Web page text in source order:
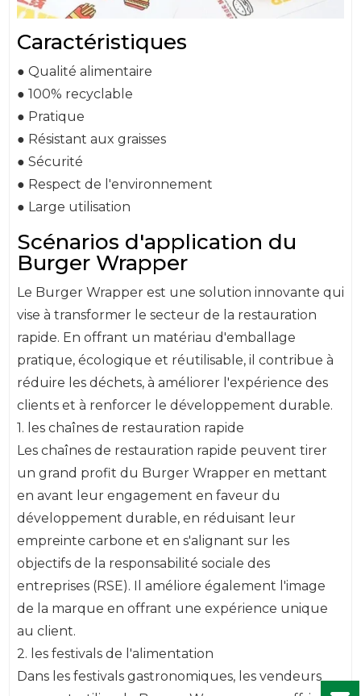
Caractéristiques
● Qualité alimentaire
● 100% recyclable
● Pratique
● Résistant aux graisses
● Sécurité
● Respect de l'environnement
● Large utilisation
Scénarios d'application du
Burger Wrapper
Le Burger Wrapper est une solution innovante qui
vise à transformer le secteur de la restauration
rapide. En offrant un matériau d'emballage
pratique, écologique et réutilisable, il contribue à
réduire les déchets, à améliorer l'expérience des
clients et à renforcer le développement durable.
1. les chaînes de restauration rapide
Les chaînes de restauration rapide peuvent tirer
un grand profit du Burger Wrapper en mettant
en avant leur engagement en faveur du
développement durable, en réduisant leur
empreinte carbone et en s'alignant sur les
objectifs de la responsabilité sociale des
entreprises (RSE). Il améliore également l'image
de la marque en offrant une expérience unique
au client.
2. les festivals de l'alimentation
Dans les festivals gastronomiques, les vendeurs